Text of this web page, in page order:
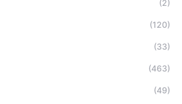
(2)
(120)
(33)
(463)
(49)